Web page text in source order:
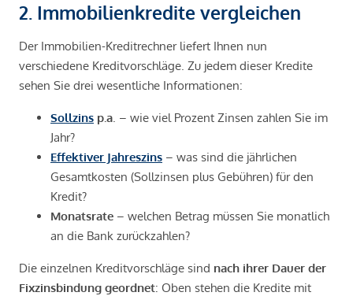
2. Immobilienkredite vergleichen
Der Immobilien-Kreditrechner liefert Ihnen nun
verschiedene Kreditvorschläge. Zu jedem dieser Kredite
sehen Sie drei wesentliche Informationen:
Sollzins p.a . – wie viel Prozent Zinsen zahlen Sie im
Jahr?
Effektiver Jahreszins – was sind die jährlichen
Gesamtkosten (Sollzinsen plus Gebühren) für den
Kredit?
Monatsrate – welchen Betrag müssen Sie monatlich
an die Bank zurückzahlen?
Die einzelnen Kreditvorschläge sind nach ihrer Dauer der
Fixzinsbindung geordnet: Oben stehen die Kredite mit